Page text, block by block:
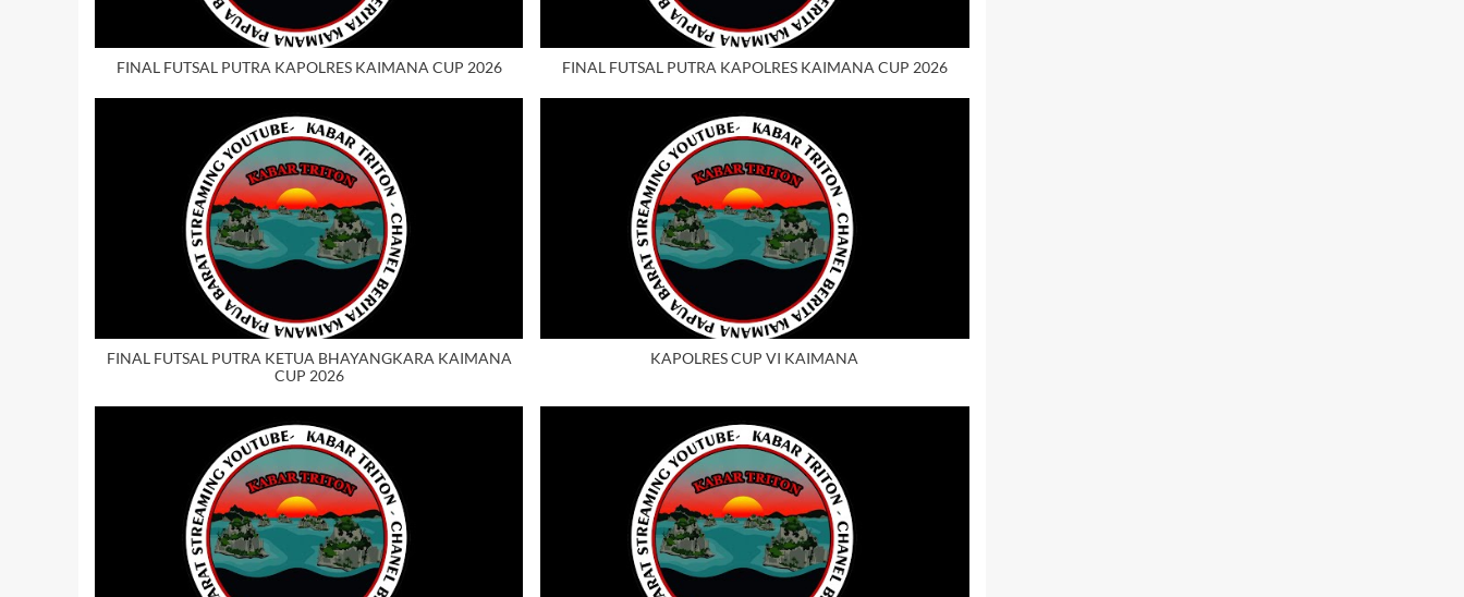
FINAL FUTSAL PUTRA KAPOLRES KAIMANA CUP 2026 FINAL FUTSAL PUTRA KAPOLRES KAIMANA CUP 2026
FINAL FUTSAL PUTRA KETUA BHAYANGKARA KAIMANA
CUP 2026
KAPOLRES CUP VI KAIMANA